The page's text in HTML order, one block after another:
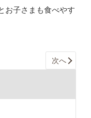
お子さまも食べやす
次へ